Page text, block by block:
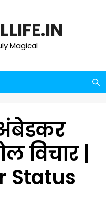
Magical
विचार |
Status